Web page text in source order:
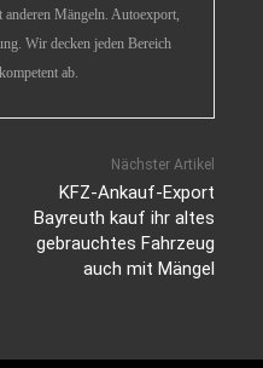
Mängeln. Autoexport,
Wir decken jeden Bereich
ab.
Nächster Artikel
KFZ-Ankauf-Export
Bayreuth kauf ihr altes
gebrauchtes Fahrzeug
auch mit Mängel